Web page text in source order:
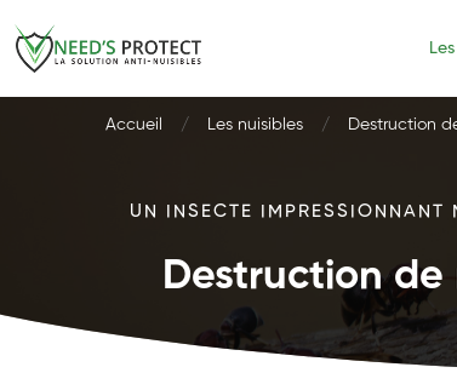
Accueil Les nuisibles Destruction
UN INSECTE IMPRESSIONNANT
Destruction